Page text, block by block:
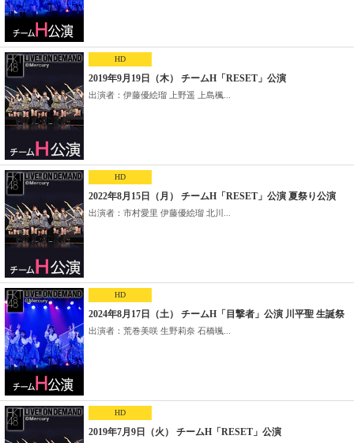
HD
2019年9月19日（木） チームH「RESET」公演
出演者：伊藤優絵瑠 上野遥 上島楓...
HD
2022年8月15日（月） チームH「RESET」公演 夏祭り公演
出演者：市村愛里 伊藤優絵瑠 北川...
HD
2024年8月17日（土） チームH「目撃者」公演 川平聖 生誕祭
出演者：荒巻美咲 生野莉奈 石橋颯...
HD
2019年7月9日（火） チームH「RESET」公演